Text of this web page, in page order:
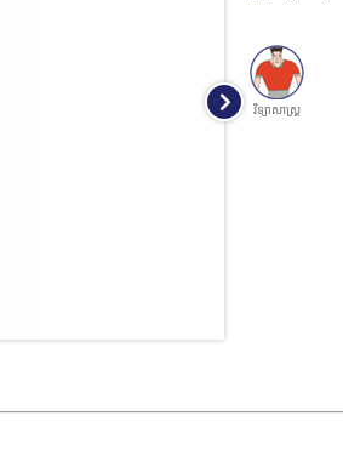
វិទ្យាសាស្រ្ត